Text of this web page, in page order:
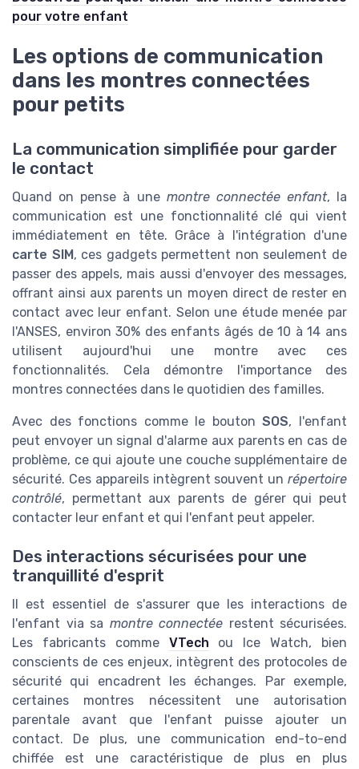
pour votre enfant
Les options de communication
dans les montres connectées
pour petits
La communication simplifiée pour garder
le contact
Quand on pense à une montre connectée enfant, la
communication est une fonctionnalité clé qui vient
immédiatement en tête. Grâce à l'intégration d'une
carte SIM, ces gadgets permettent non seulement de
passer des appels, mais aussi d'envoyer des messages,
offrant ainsi aux parents un moyen direct de rester en
contact avec leur enfant. Selon une étude menée par
l'ANSES, environ 30% des enfants âgés de 10 à 14 ans
utilisent aujourd'hui une montre avec ces
fonctionnalités. Cela démontre l'importance des
montres connectées dans le quotidien des familles.
Avec des fonctions comme le boutonSOS, l'enfant
peut envoyer un signal d'alarme aux parents en cas de
problème, ce qui ajoute une couche supplémentaire de
sécurité. Ces appareils intègrent souvent un répertoire
contrôlé, permettant aux parents de gérer qui peut
contacter leur enfant et qui l'enfant peut appeler.
Des interactions sécurisées pour une
tranquillité d'esprit
Il est essentiel de s'assurer que les interactions de
l'enfant via sa montre connectée restent sécurisées.
Les fabricants comme VTech ou Ice Watch, bien
conscients de ces enjeux, intègrent des protocoles de
sécurité qui encadrent les échanges. Par exemple,
certaines montres nécessitent une autorisation
parentale avant que l'enfant puisse ajouter un
contact. De plus, une communication end-to-end
chiffée est une caractéristique de plus en plus